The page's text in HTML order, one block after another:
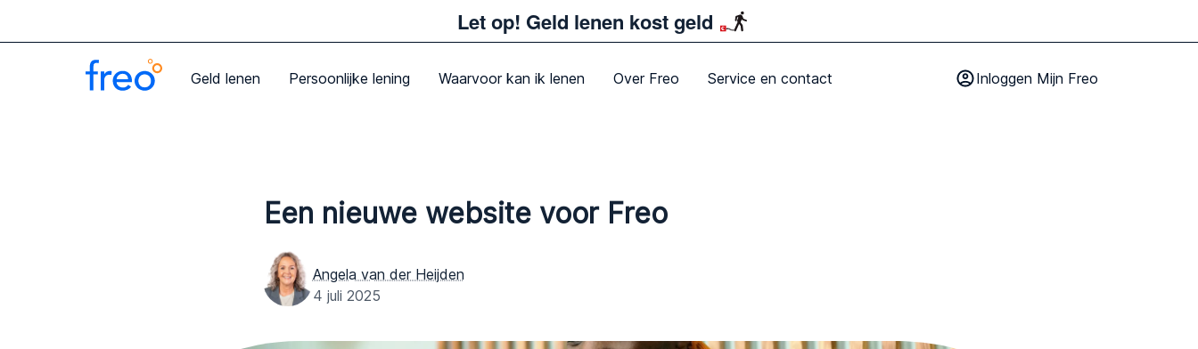
Let op! Geld lenen kost geld
Geld lenen Persoonlijke lening Waarvoor kan ik lenen Over Freo Service en contact Inloggen Mijn Freo
Een nieuwe website voor Freo
Angela van der Heijden
4 juli 2025